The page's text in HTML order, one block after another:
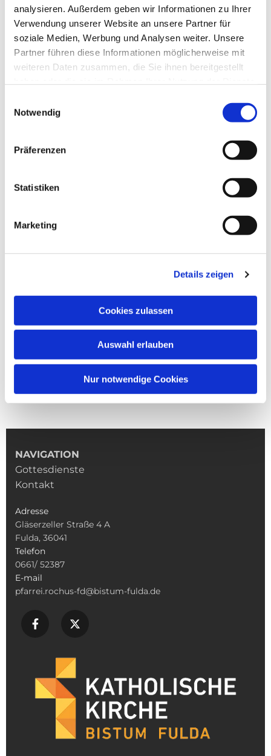
analysieren. Außerdem geben wir Informationen zu Ihrer
Verwendung unserer Website an unsere Partner für
soziale Medien, Werbung und Analysen weiter. Unsere
Partner führen diese Informationen möglicherweise mit
weiteren Daten zusammen, die Sie ihnen bereitgestellt
Notwendig
Präferenzen
Statistiken
Marketing
Details zeigen
Cookies zulassen
Auswahl erlauben
Nur notwendige Cookies
Dies könnte Sie auch
NAVIGATION
Gottesdienste
Kontakt
Adresse
Gläserzeller Straße 4 A
Fulda, 36041
Telefon
0661/ 52387
E-mail
pfarrei.rochus-fd@bistum-fulda.de